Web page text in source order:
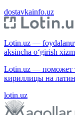
dostavkainfo.uz
Lotin.uz —
aksincha o‘girish
Lotin.uz — поможет
кириллицы на
lotin.uz